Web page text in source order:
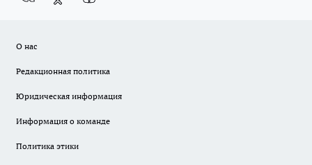
О нас
Редакционная политика
Юридическая информация
Информация о команде
Политика этики